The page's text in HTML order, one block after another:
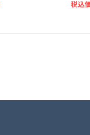
税込